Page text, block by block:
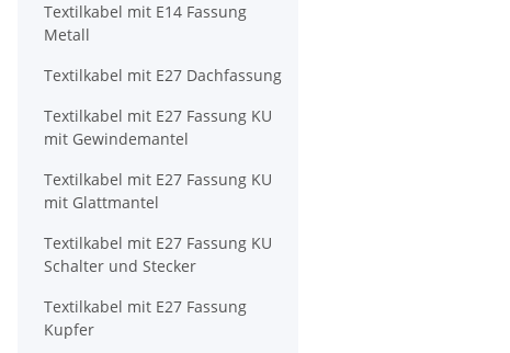
Textilkabel mit E14 Fassung
Metall
Textilkabel mit E27 Dachfassung
Textilkabel mit E27 Fassung KU
mit Gewindemantel
Textilkabel mit E27 Fassung KU
mit Glattmantel
Textilkabel mit E27 Fassung KU
Schalter und Stecker
Textilkabel mit E27 Fassung
Kupfer